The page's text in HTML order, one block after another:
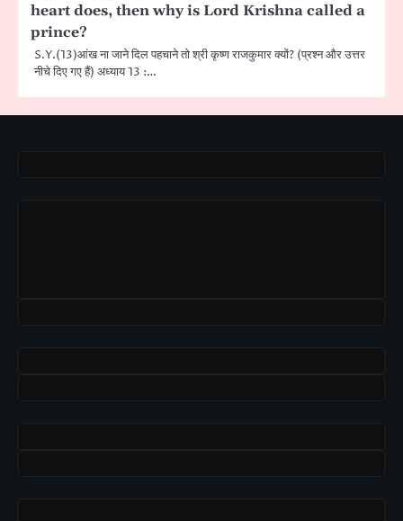
heart does, then why is Lord Krishna called a
prince?
S.Y.(13)आंख ना जाने दिल पहचाने तो श्री कृष्ण राजकुमार क्यों? (प्रश्न और उत्तर
नीचे दिए गए हैं) अध्याय 13 :…